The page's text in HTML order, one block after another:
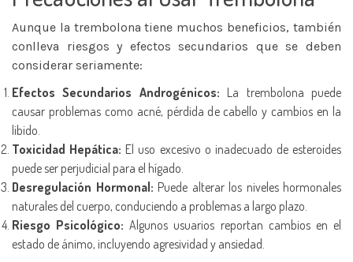
Aunque la trembolona tiene muchos beneficios, también
conlleva riesgos y efectos secundarios que se deben
considerar seriamente:
Efectos Secundarios Androgénicos: La trembolona puede
causar problemas como acné, pérdida de cabello y cambios en la
libido.
Toxicidad Hepática: El uso excesivo o inadecuado de esteroides
puede ser perjudicial para el hígado.
Desregulación Hormonal: Puede alterar los niveles hormonales
naturales del cuerpo, conduciendo a problemas a largo plazo.
Riesgo Psicológico: Algunos usuarios reportan cambios en el
estado de ánimo, incluyendo agresividad y ansiedad.